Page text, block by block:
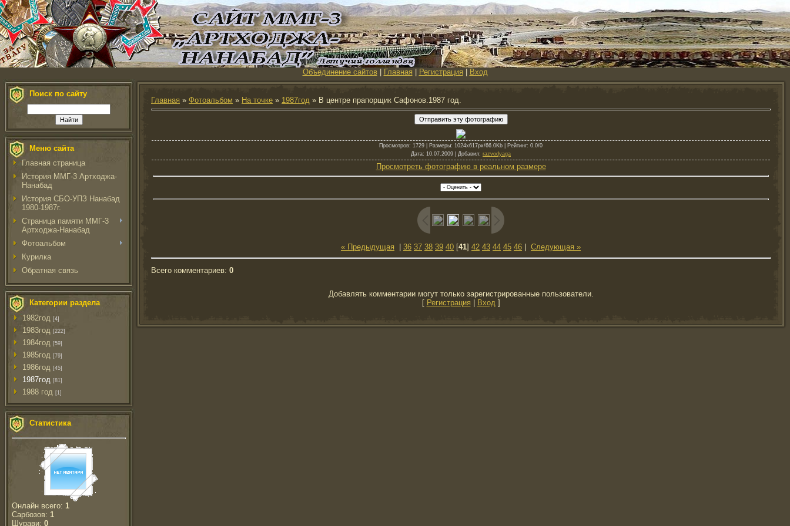
Объединение сайтов| Главная Регистрация Вход
Поиск по сайту
Меню сайта
Главная страница
История ММГ-3 Артходжа-
Нанабад
История СБО-УПЗ Нанабад
1980-1987г.
Страница памяти ММГ-3
Артходжа-Нанабад
Фотоальбом
Курилка
Обратная связь
Категории раздела
1982год [4]
1983год [222]
1984год [59]
1985год [79]
1986год [45]
1987год [81]
1988 год [1]
Статистика
Онлайн всего: 1
Сарбозов: 1
Шурави: 0
Главная » Фотоальбом » На точке » 1987год » В центре прапорщик Сафонов.1987 год.
Просмотров: 1729 | Размеры: 1024x617px/66.0Kb | Рейтинг: 0.0/0
Дата: 10.07.2009 | Добавил: razvodyaga
Просмотреть фотографию в реальном размере
« Предыдущая 36 37 38 39 40 [41] 42 43 44 45 46 Следующая »
Всего комментариев: 0
Добавлять комментарии могут только зарегистрированные пользователи.
[ Регистрация | Вход ]